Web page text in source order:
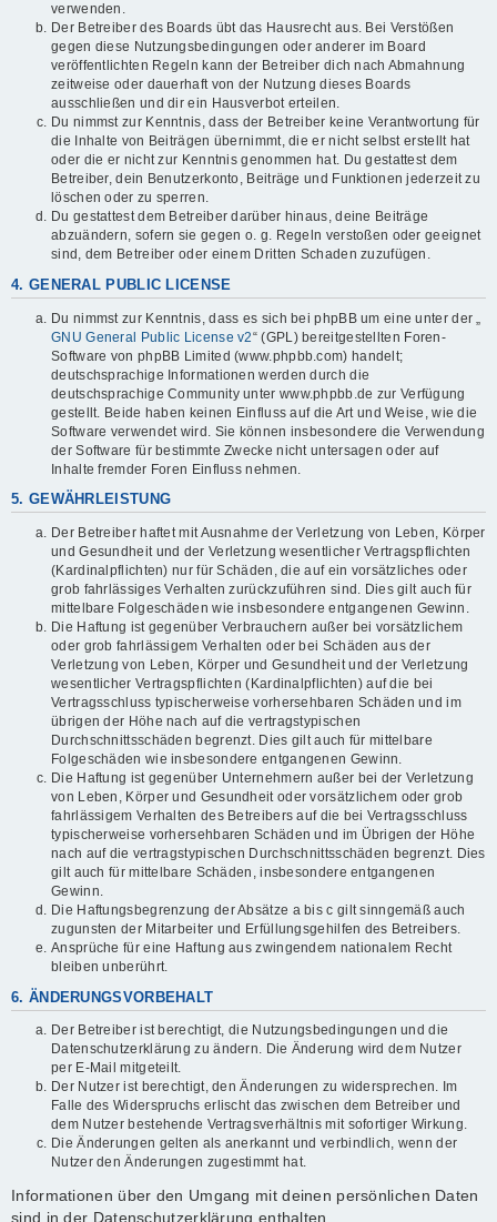
verwenden.
Der Betreiber des Boards übt das Hausrecht aus. Bei Verstößen
gegen diese Nutzungsbedingungen oder anderer im Board
veröffentlichten Regeln kann der Betreiber dich nach Abmahnung
zeitweise oder dauerhaft von der Nutzung dieses Boards
ausschließen und dir ein Hausverbot erteilen.
Du nimmst zur Kenntnis, dass der Betreiber keine Verantwortung für
die Inhalte von Beiträgen übernimmt, die er nicht selbst erstellt hat
oder die er nicht zur Kenntnis genommen hat. Du gestattest dem
Betreiber, dein Benutzerkonto, Beiträge und Funktionen jederzeit zu
löschen oder zu sperren.
Du gestattest dem Betreiber darüber hinaus, deine Beiträge
abzuändern, sofern sie gegen o. g. Regeln verstoßen oder geeignet
sind, dem Betreiber oder einem Dritten Schaden zuzufügen.
4. GENERAL PUBLIC LICENSE
Du nimmst zur Kenntnis, dass es sich bei phpBB um eine unter der „
GNU General Public License v2“ (GPL) bereitgestellten Foren-
Software von phpBB Limited (www.phpbb.com) handelt;
deutschsprachige Informationen werden durch die
deutschsprachige Community unter www.phpbb.de zur Verfügung
gestellt. Beide haben keinen Einfluss auf die Art und Weise, wie die
Software verwendet wird. Sie können insbesondere die Verwendung
der Software für bestimmte Zwecke nicht untersagen oder auf
Inhalte fremder Foren Einfluss nehmen.
5. GEWÄHRLEISTUNG
Der Betreiber haftet mit Ausnahme der Verletzung von Leben, Körper
und Gesundheit und der Verletzung wesentlicher Vertragspflichten
(Kardinalpflichten) nur für Schäden, die auf ein vorsätzliches oder
grob fahrlässiges Verhalten zurückzuführen sind. Dies gilt auch für
mittelbare Folgeschäden wie insbesondere entgangenen Gewinn.
Die Haftung ist gegenüber Verbrauchern außer bei vorsätzlichem
oder grob fahrlässigem Verhalten oder bei Schäden aus der
Verletzung von Leben, Körper und Gesundheit und der Verletzung
wesentlicher Vertragspflichten (Kardinalpflichten) auf die bei
Vertragsschluss typischerweise vorhersehbaren Schäden und im
übrigen der Höhe nach auf die vertragstypischen
Durchschnittsschäden begrenzt. Dies gilt auch für mittelbare
Folgeschäden wie insbesondere entgangenen Gewinn.
Die Haftung ist gegenüber Unternehmern außer bei der Verletzung
von Leben, Körper und Gesundheit oder vorsätzlichem oder grob
fahrlässigem Verhalten des Betreibers auf die bei Vertragsschluss
typischerweise vorhersehbaren Schäden und im Übrigen der Höhe
nach auf die vertragstypischen Durchschnittsschäden begrenzt. Dies
gilt auch für mittelbare Schäden, insbesondere entgangenen
Gewinn.
Die Haftungsbegrenzung der Absätze a bis c gilt sinngemäß auch
zugunsten der Mitarbeiter und Erfüllungsgehilfen des Betreibers.
Ansprüche für eine Haftung aus zwingendem nationalem Recht
bleiben unberührt.
6. ÄNDERUNGSVORBEHALT
Der Betreiber ist berechtigt, die Nutzungsbedingungen und die
Datenschutzerklärung zu ändern. Die Änderung wird dem Nutzer
per E-Mail mitgeteilt.
Der Nutzer ist berechtigt, den Änderungen zu widersprechen. Im
Falle des Widerspruchs erlischt das zwischen dem Betreiber und
dem Nutzer bestehende Vertragsverhältnis mit sofortiger Wirkung.
Die Änderungen gelten als anerkannt und verbindlich, wenn der
Nutzer den Änderungen zugestimmt hat.
Informationen über den Umgang mit deinen persönlichen Daten
sind in der Datenschutzerklärung enthalten.